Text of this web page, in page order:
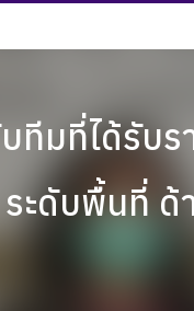
มที่ได้รับร
ดับพื้นที่ ด้